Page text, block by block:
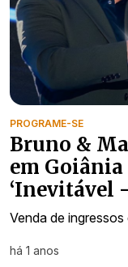
PROGRAME-SE
Bruno &
em
‘Inevitável
Venda de
há 1 anos